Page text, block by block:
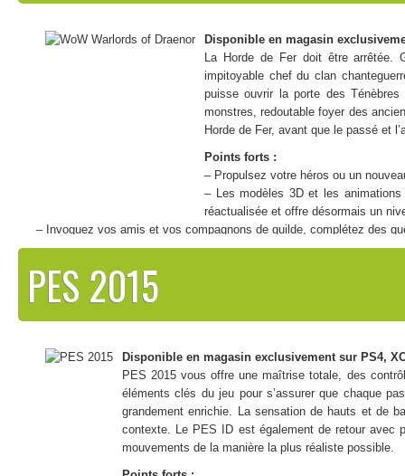
Disponible en magasin
La Horde de Fer doit être arrêtée.
impitoyable chef du clan
puisse ouvrir la porte des
monstres, redoutable foyer des
Horde de Fer, avant que le passé et
Points forts :
– Propulsez votre héros ou un
– Les modèles 3D et les
réactualisée et offre désormais un
– Invoquez vos amis et vos compagnons de guilde, complétez des
PES 2015
Disponible en magasin exclusivement sur PS4,
PES 2015 vous offre une maîtrise totale, des
éléments clés du jeu pour s’assurer que chaque
grandement enrichie. La sensation de hauts et de
contexte. Le PES ID est également de retour avec
mouvements de la manière la plus réaliste possible.